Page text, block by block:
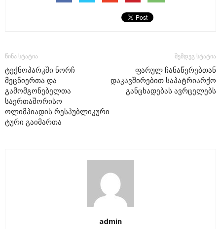
წინა სტატია
ტექნოპარკში ნორჩ
მეცნიერთა და
გამომგონებელთა
საერთაშორისო
ოლიმპიადის რესპუბლიკური
ტური გაიმართა
შემდეგ სტატია
ფარულ ჩანაწერებთან
დაკავშირებით საპატრიარქო
განცხადებას ავრცელებს
admin